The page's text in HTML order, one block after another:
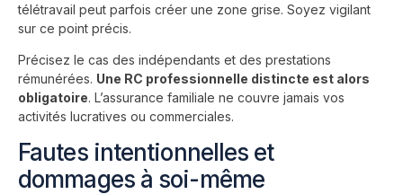
télétravail peut parfois créer une zone grise. Soyez vigilant
sur ce point précis.
Précisez le cas des indépendants et des prestations
rémunérées. Une RC professionnelle distincte est alors
obligatoire. L’assurance familiale ne couvre jamais vos
activités lucratives ou commerciales.
Fautes intentionnelles et
dommages à soi-même